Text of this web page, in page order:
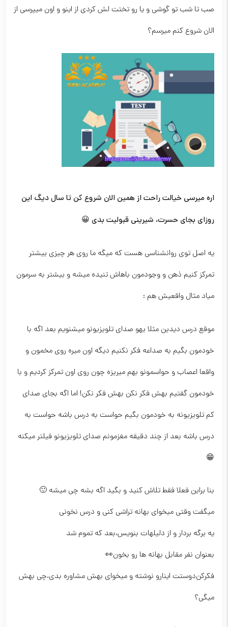
صب تا شب تو گوشی و یا رو تختت لش کردی از اینو و اون میپرسی از
الان شروع کنم میرسم؟
اره میرسی خیالت راحت از همین الان شروع کن تا سال دیگ این
روزای بجای حسرت، شیرینی قبولیت بدی 😀
یه اصل توی روانشناسی هست که میگه ما روی هر چیزی بیشتر
تمرکز کنیم ذهن و وجودمون باهاش تنیده میشه و بیشتر به سرمون
میاد مثال واقعیش هم :
موقع درس دیدین مثلا یهو صدای تلویزیونو میشنویم بعد اگه با
خودمون بگیم به صداعه فکر نکنیم دیگه اون میره روی مخمون و
واقعا اعصاب و حواسمونو بهم میریزه چون روی اون تمرکز کردیم و با
خودمون گفتیم بهش فکر نکن بهش فکر نکن! اما اگه بجای صدای
کم تلویزیونه به خودمون بگیم حواست به درس باشه حواست به
درس باشه بعد از چند دقیقه مغزمونم صدای تلویزیونو فیلتر میکنه
😁
بنا براین فعلا فقط تلاش کنید و بگید اگه بشه چی میشه 🙂
میگفت وقتی میخوای بهانه تراشی کنی و درس نخونی
یه برگه بردار و از دلیلهات بنویس،بعد که تموم شد
بعنوان نفر مقابل بهانه ها رو بخون👀
فکرکن‌دوستت اینارو نوشته و میخوای بهش مشاوره بدی،چی بهش
میگی؟